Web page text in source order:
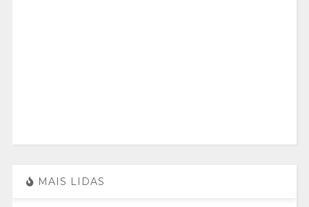
MAIS LIDAS